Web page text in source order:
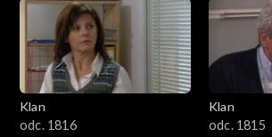
Klan
odc. 1816
Klan
odc. 1815